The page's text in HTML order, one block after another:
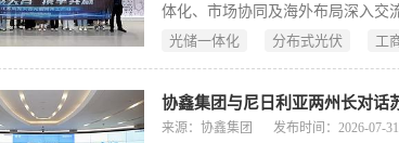
体化、市场协同及海外布局深入交
能系统及光储+AI方案，认可技术
光储一体化 分布式光伏 工
来源：协鑫集团 发布时间：2026-07-